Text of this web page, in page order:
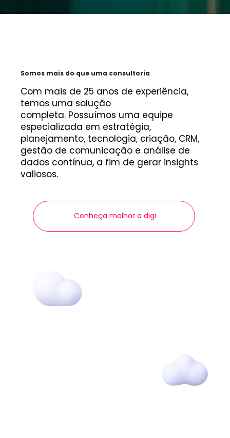
Somos mais do que uma consultoria
Com mais de 25 anos de experiência,
temos uma solução
completa. Possuímos uma equipe
especializada em estratégia,
planejamento, tecnologia, criação, CRM,
gestão de comunicação e análise de
dados contínua, a fim de gerar insights
valiosos.
Conheça melhor a digi